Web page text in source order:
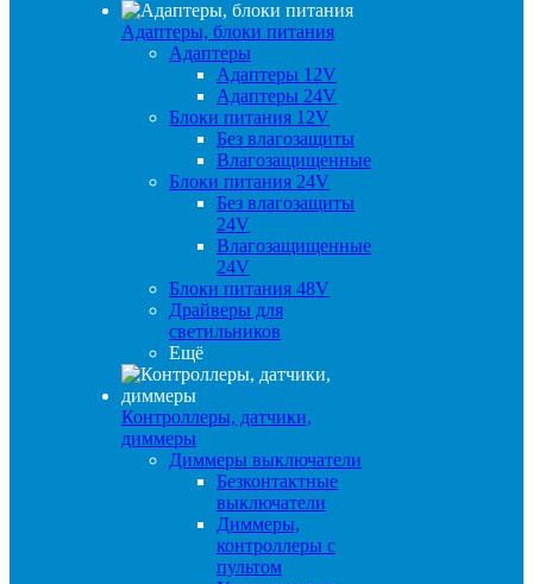
Адаптеры, блоки питания
Адаптеры
Адаптеры 12V
Адаптеры 24V
Блоки питания 12V
Без влагозащиты
Влагозащищенные
Блоки питания 24V
Без влагозащиты
24V
Влагозащищенные
24V
Блоки питания 48V
Драйверы для
светильников
Ещё
Контроллеры, датчики,
диммеры
Диммеры выключатели
Безконтактные
выключатели
Диммеры,
контроллеры с
пультом